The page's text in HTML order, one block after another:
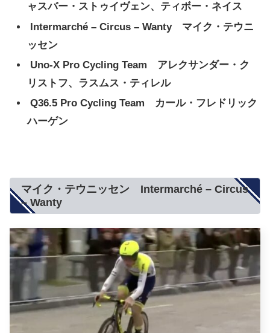
ャスバー・ストゥイヴェン、ティボー・ネイス
Intermarché – Circus – Wanty マイク・テウニ
ッセン
Uno-X Pro Cycling Team アレクサンダー・ク
リストフ、ラスムス・ティレル
Q36.5 Pro Cycling Team カール・フレドリック
ハーゲン
マイク・テウニッセン Intermarché – Circus
– Wanty